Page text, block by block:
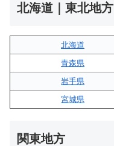
北海道｜東北地方
北海道
青森県
岩手県
宮城県
関東地方